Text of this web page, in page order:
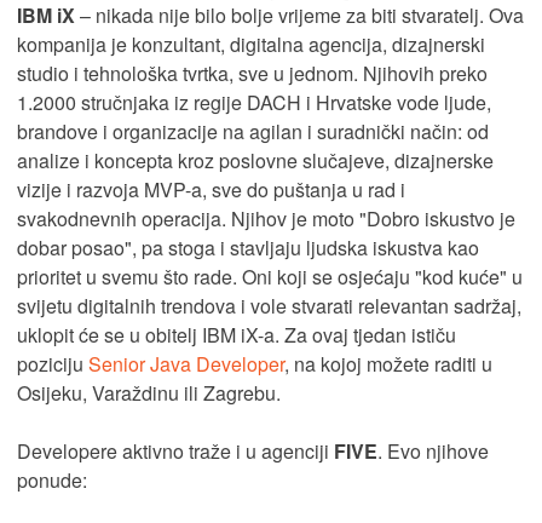
IBM iX– nikada nije bilo bolje vrijeme za biti stvaratelj. Ova
kompanija je konzultant, digitalna agencija, dizajnerski
studio i tehnološka tvrtka, sve u jednom. Njihovih preko
1.2000 stručnjaka iz regije DACH i Hrvatske vode ljude,
brandove i organizacije na agilan i suradnički način: od
analize i koncepta kroz poslovne slučajeve, dizajnerske
vizije i razvoja MVP-a, sve do puštanja u rad i
svakodnevnih operacija. Njihov je moto "Dobro iskustvo je
dobar posao", pa stoga i stavljaju ljudska iskustva kao
prioritet u svemu što rade. Oni koji se osjećaju "kod kuće" u
svijetu digitalnih trendova i vole stvarati relevantan sadržaj,
uklopit će se u obitelj IBM iX-a. Za ovaj tjedan ističu
poziciju Senior Java Developer, na kojoj možete raditi u
Osijeku, Varaždinu ili Zagrebu.
Developere aktivno traže i u agenciji FIVE. Evo njihove
ponude: